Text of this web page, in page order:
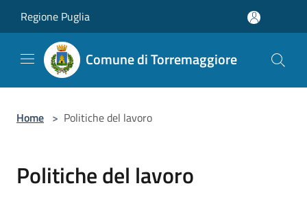
Regione Puglia
Comune di Torremaggiore
Home > Politiche del lavoro
Politiche del lavoro